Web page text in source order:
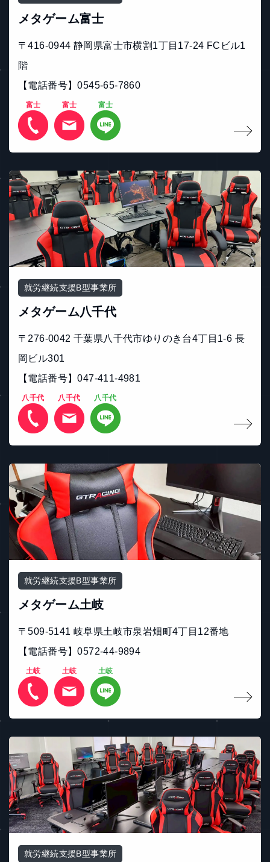
メタゲーム富士
〒416-0944 静岡県富士市横割1丁目17-24 FCビル1
階
【電話番号】0545-65-7860
富士 富士 富士
就労継続支援B型事業所
メタゲーム八千代
〒276-0042 千葉県八千代市ゆりのき台4丁目1-6 長
岡ビル301
【電話番号】047-411-4981
八千代 八千代 八千代
就労継続支援B型事業所
メタゲーム土岐
〒509-5141 岐⾩県⼟岐市泉岩畑町4丁⽬12番地
【電話番号】0572-44-9894
土岐 土岐 土岐
就労継続支援B型事業所